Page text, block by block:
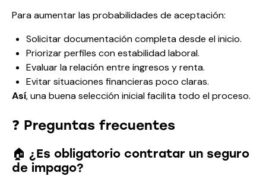
Para aumentar las probabilidades de aceptación:
Solicitar documentación completa desde el inicio.
Priorizar perfiles con estabilidad laboral.
Evaluar la relación entre ingresos y renta.
Evitar situaciones financieras poco claras.
Así, una buena selección inicial facilita todo el proceso.
❓ Preguntas frecuentes
🏠 ¿Es obligatorio contratar un seguro
de impago?